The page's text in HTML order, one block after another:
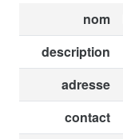
nom
description
adresse
contact